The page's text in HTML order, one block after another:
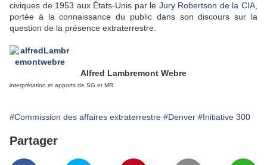
civiques de 1953 aux États-Unis par le Jury Robertson de la CIA
portée à la connaissance du public dans son discours sur la
question de la présence extraterrestre.
Alfred Lambremont Webre
interprétation et apports de SG et MR
#Commission des affaires extraterrestre #Denver #Initiative 300
Partager